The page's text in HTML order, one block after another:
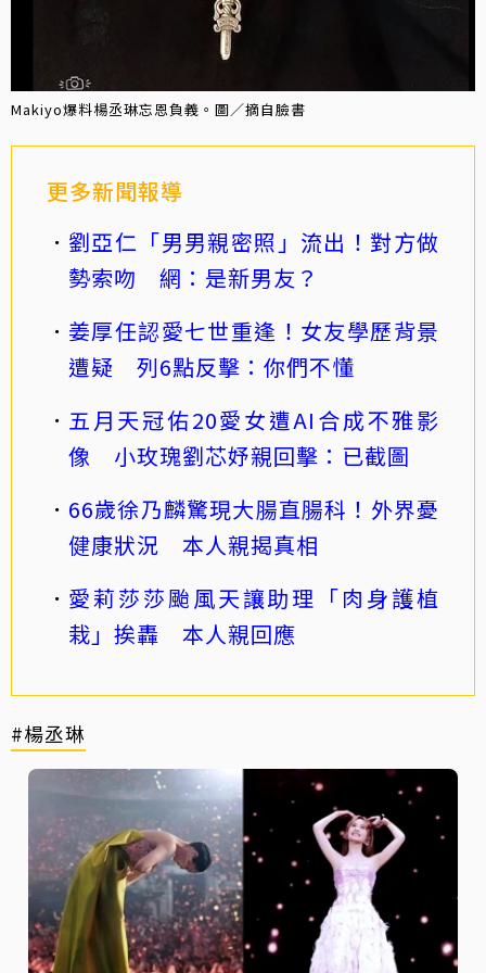
Makiyo爆料楊丞琳忘恩負義。圖／摘自臉書
更多新聞報導
劉亞仁「男男親密照」流出！對方做
勢索吻 網：是新男友？
姜厚任認愛七世重逢！女友學歷背景
遭疑 列6點反擊：你們不懂
五月天冠佑20愛女遭AI合成不雅影
像 小玫瑰劉芯妤親回擊：已截圖
66歲徐乃麟驚現大腸直腸科！外界憂
健康狀況 本人親揭真相
愛莉莎莎颱風天讓助理「肉身護植
栽」挨轟 本人親回應
#楊丞琳